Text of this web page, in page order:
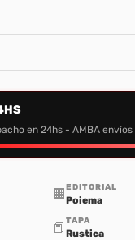
en 24hs - AMBA envíos
🏢 EDITORIAL
Poiema
📕 TAPA
Rustica